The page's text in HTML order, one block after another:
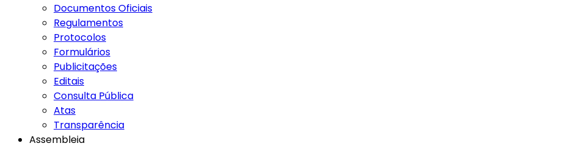
Documentos Oficiais
Regulamentos
Protocolos
Formulários
Publicitações
Editais
Consulta Pública
Atas
Transparência
Assembleia